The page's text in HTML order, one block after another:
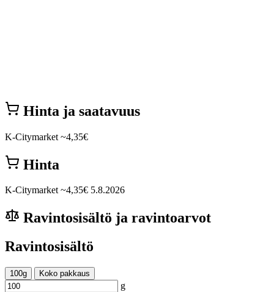
Hinta ja saatavuus
K-Citymarket ~4,35€
Hinta
K-Citymarket ~4,35€ 5.8.2026
Ravintosisältö ja ravintoarvot
Ravintosisältö
100g Koko pakkaus
g